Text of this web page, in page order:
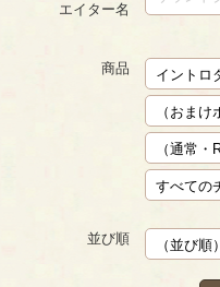
エイター名
商品
並び順